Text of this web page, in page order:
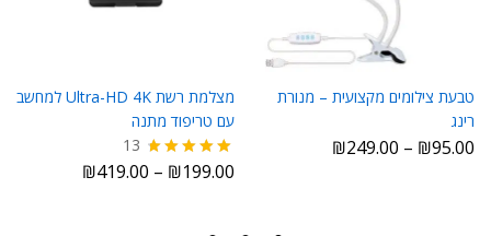
טבעת צילומים מקצועית – מנורת
רינג
₪95.00
–
₪249.00
מצלמת רשת Ultra-HD 4K למחשב
עם טריפוד מתנה
דורג
13
₪199.00
–
₪419.00